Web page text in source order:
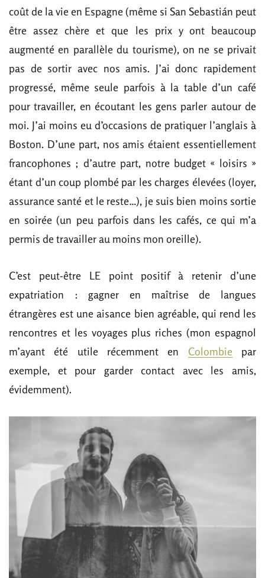
coût de la vie en Espagne (même si San Sebastián peut
être assez chère et que les prix y ont beaucoup
augmenté en parallèle du tourisme), on ne se privait
pas de sortir avec nos amis. J’ai donc rapidement
progressé, même seule parfois à la table d’un café
pour travailler, en écoutant les gens parler autour de
moi. J’ai moins eu d’occasions de pratiquer l’anglais à
Boston. D’une part, nos amis étaient essentiellement
francophones ; d’autre part, notre budget « loisirs »
étant d’un coup plombé par les charges élevées (loyer,
assurance santé et le reste…), je suis bien moins sortie
en soirée (un peu parfois dans les cafés, ce qui m’a
permis de travailler au moins mon oreille).
C’est peut-être LE point positif à retenir d’une
expatriation : gagner en maîtrise de langues
étrangères est une aisance bien agréable, qui rend les
rencontres et les voyages plus riches (mon espagnol
m’ayant été utile récemment en Colombie par
exemple, et pour garder contact avec les amis,
évidemment).